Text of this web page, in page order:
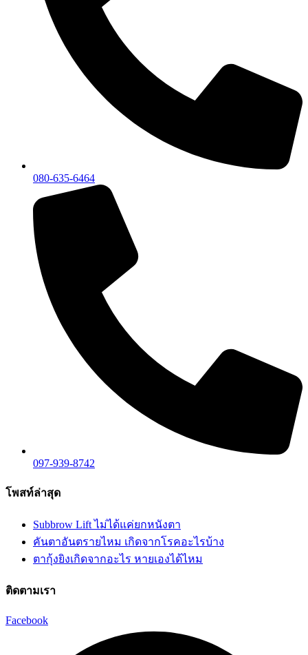
080-635-6464
097-939-8742
โพสท์ล่าสุด
Subbrow Lift ไม่ได้แค่ยกหนังตา
คันตาอันตรายไหม เกิดจากโรคอะไรบ้าง
ตากุ้งยิงเกิดจากอะไร หายเองได้ไหม
ติดตามเรา
Facebook